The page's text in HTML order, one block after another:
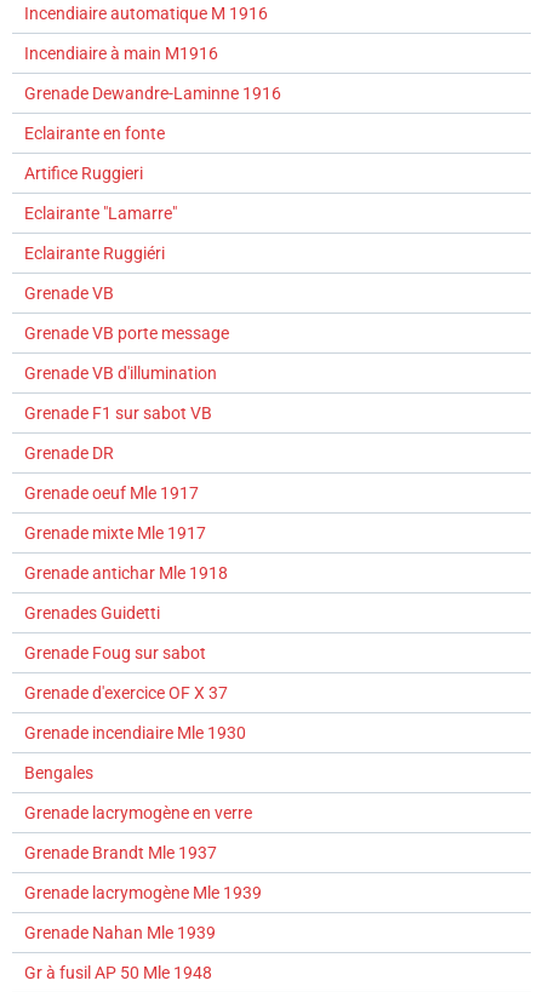
Incendiaire automatique M 1916
Incendiaire à main M1916
Grenade Dewandre-Laminne 1916
Eclairante en fonte
Artifice Ruggieri
Eclairante "Lamarre"
Eclairante Ruggiéri
Grenade VB
Grenade VB porte message
Grenade VB d'illumination
Grenade F1 sur sabot VB
Grenade DR
Grenade oeuf Mle 1917
Grenade mixte Mle 1917
Grenade antichar Mle 1918
Grenades Guidetti
Grenade Foug sur sabot
Grenade d'exercice OF X 37
Grenade incendiaire Mle 1930
Bengales
Grenade lacrymogène en verre
Grenade Brandt Mle 1937
Grenade lacrymogène Mle 1939
Grenade Nahan Mle 1939
Gr à fusil AP 50 Mle 1948